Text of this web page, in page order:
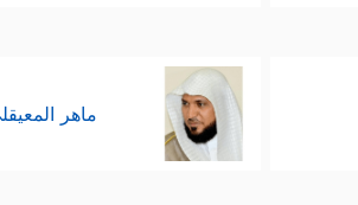
ماهر